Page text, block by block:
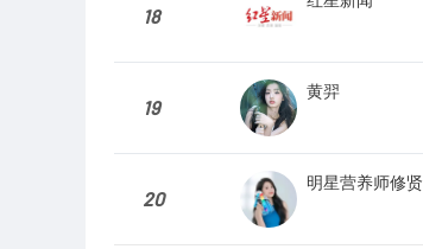
18
19
黄羿
20
明星营养师修贤